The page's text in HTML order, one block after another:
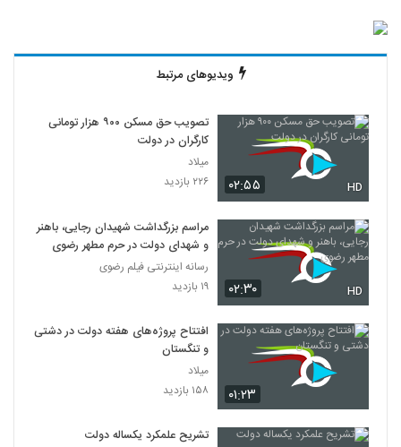
ویدیوهای مرتبط
۰۲:۵۵ HD
تصویب حق مسکن ۹۰۰ هزار تومانی
کارگران در دولت
میلاد
۲۲۶ بازدید
۰۲:۳۰ HD
مراسم بزرگداشت شهیدان رجایی، باهنر
و شهدای دولت در حرم مطهر رضوی
رسانه اینترنتی فیلم رضوی
۱۹ بازدید
۰۱:۲۳
افتتاح پروژه‌های هفته دولت در دشتی
و تنگستان
میلاد
۱۵۸ بازدید
تشریح علمکرد یکساله دولت